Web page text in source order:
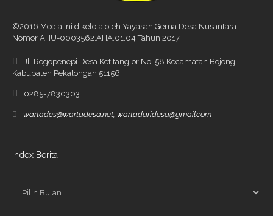
©2016 Media ini dikelola oleh Yayasan Gema Desa Nusantara.
Nomor AHU-0003562.AHA.01.04 Tahun 2017.
Jl. Rogopenepi Desa Ketitanglor No. 58 Kecamatan Bojong
Kabupaten Pekalongan 51156
0285-7830303
wartades@wartadesa.net, wartadaridesa@gmail.com
Index Berita